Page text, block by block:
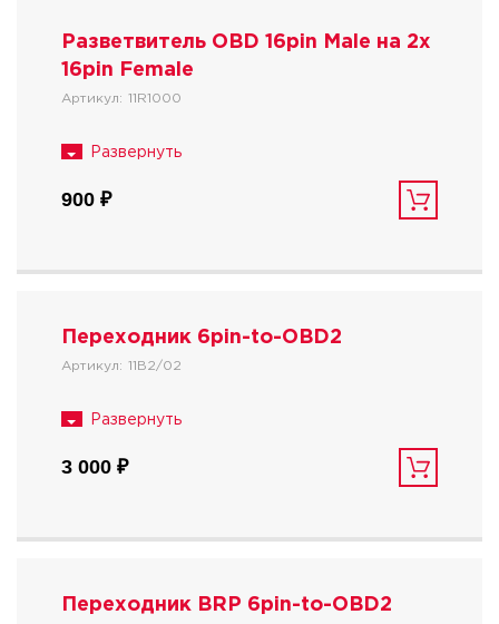
Разветвитель OBD 16pin Male на 2x
16pin Female
Артикул: 11R1000
900 ₽
Переходник 6pin-to-OBD2
Артикул: 11B2/02
3 000 ₽
Переходник BRP 6pin-to-OBD2